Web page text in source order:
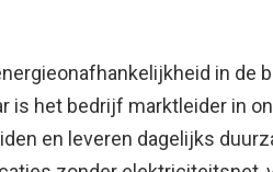
in de
is het bedrijf marktleider in
en leveren dagelijks